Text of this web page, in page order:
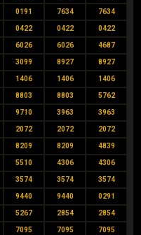
0191 7634 7634
0422 0422 0422
6026 6026 4687
3099 8927 8927
1406 1406 1406
8803 8803 5762
9710 3963 3963
2072 2072 2072
8209 8209 4839
5510 4306 4306
3574 3574 3574
9440 9440 0291
5267 2854 2854
7095 7095 7095